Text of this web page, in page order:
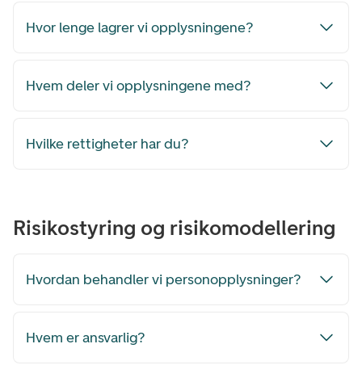
Hvor lenge lagrer vi opplysningene?
Hvem deler vi opplysningene med?
Hvilke rettigheter har du?
Risikostyring og risikomodellering
Hvordan behandler vi personopplysninger?
Hvem er ansvarlig?